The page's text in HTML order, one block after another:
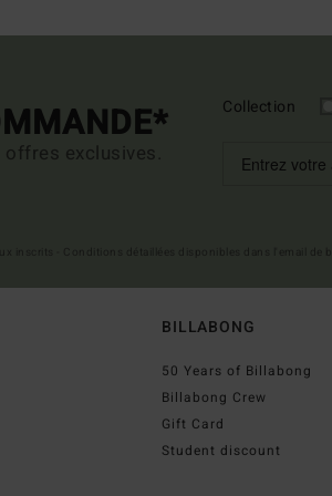
exclusives.
Collection
BILLABONG
50 Years of Billabong
Billabong Crew
Gift Card
Student discount